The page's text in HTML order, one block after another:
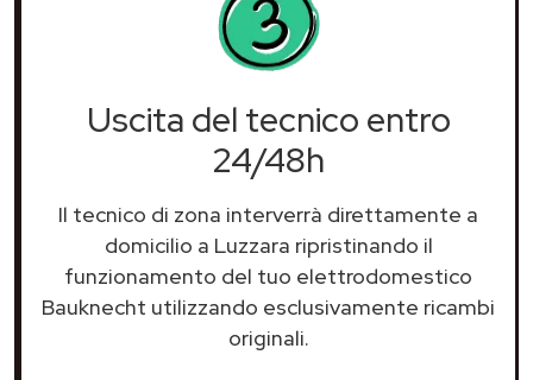
Uscita del tecnico entro
24/48h
Il tecnico di zona interverrà direttamente a
domicilio a Luzzara ripristinando il
funzionamento del tuo elettrodomestico
Bauknecht utilizzando esclusivamente ricambi
originali.